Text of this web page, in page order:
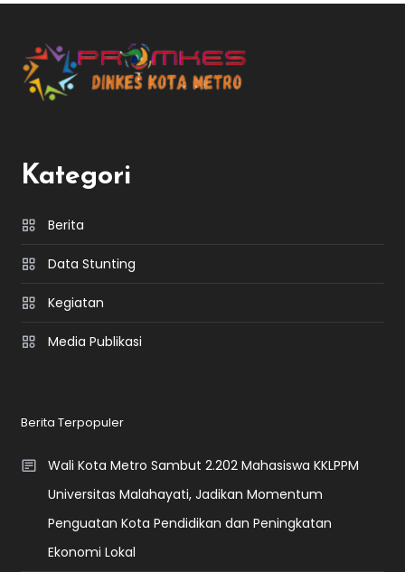
Kategori
Berita
Data Stunting
Kegiatan
Media Publikasi
Berita Terpopuler
Wali Kota Metro Sambut 2.202 Mahasiswa KKLPPM
Universitas Malahayati, Jadikan Momentum
Penguatan Kota Pendidikan dan Peningkatan
Ekonomi Lokal